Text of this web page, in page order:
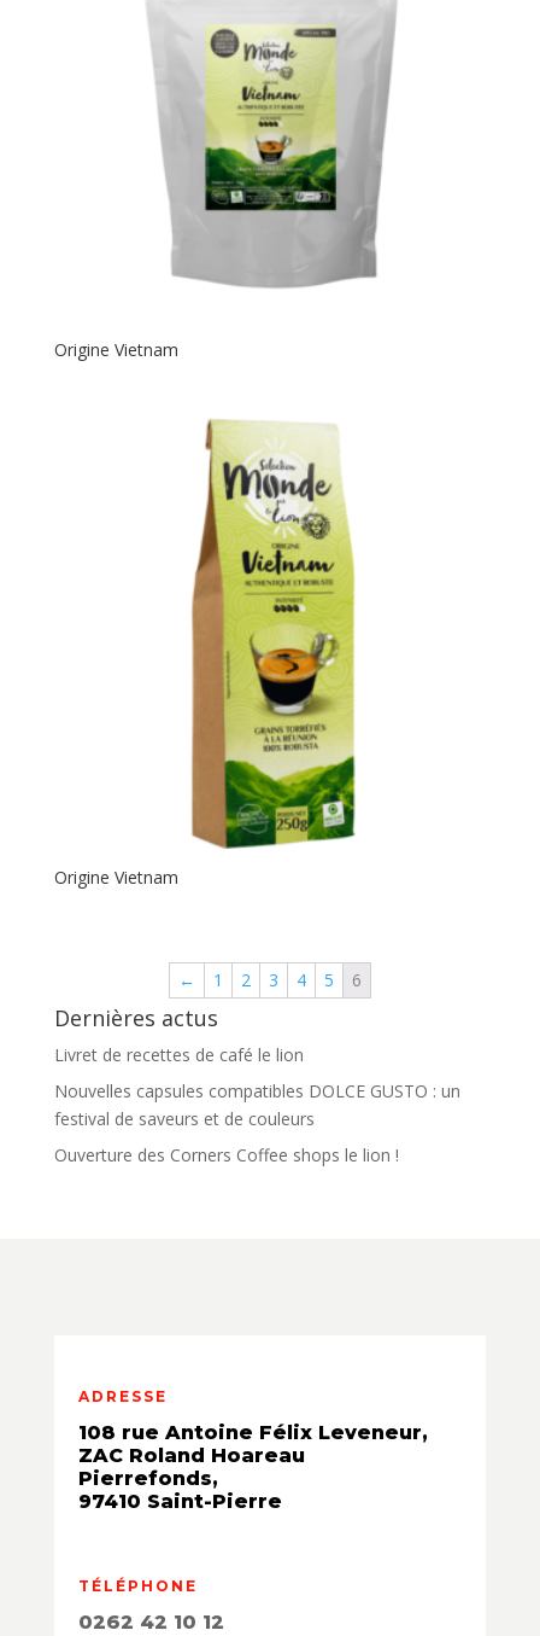
Origine Vietnam
Origine Vietnam
← 1 2 3 4 5 6
Dernières actus
Livret de recettes de café le lion
Nouvelles capsules compatibles DOLCE GUSTO : un
festival de saveurs et de couleurs
Ouverture des Corners Coffee shops le lion !
ADRESSE
108 rue Antoine Félix Leveneur,
ZAC Roland Hoareau
Pierrefonds,
97410 Saint-Pierre
TÉLÉPHONE
0262 42 10 12